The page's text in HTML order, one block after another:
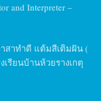
and Interpreter –
าสาทำดี แต้มสีเติมฝัน (
รียนบ้านห้วยรางเกตุ